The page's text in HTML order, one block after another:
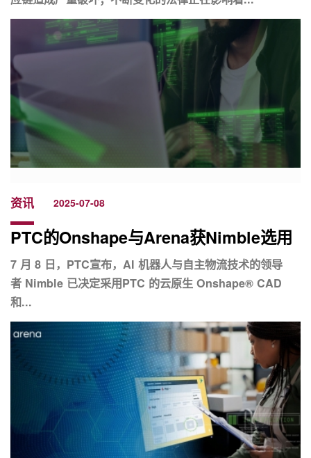
资讯 2025-07-08
PTC的Onshape与Arena获Nimble选用
7 月 8 日，PTC宣布，AI 机器人与自主物流技术的领导
者 Nimble 已决定采用PTC 的云原生 Onshape® CAD
和...